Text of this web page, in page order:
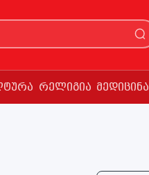
რელიგია მედიცინა